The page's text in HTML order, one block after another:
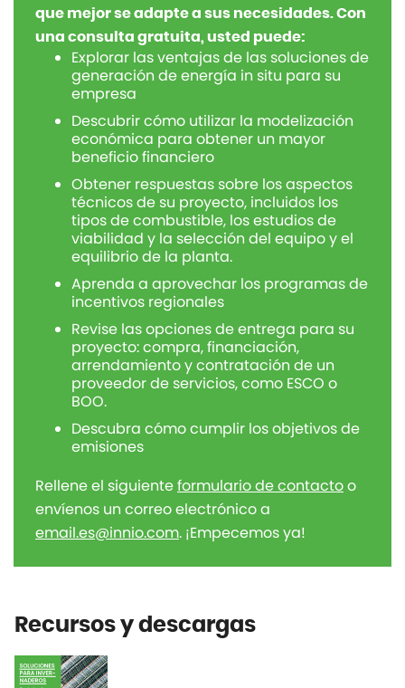
que mejor se adapte a sus necesidades. Con
una consulta gratuita, usted puede:
Explorar las ventajas de las soluciones de
generación de energía in situ para su
empresa
Descubrir cómo utilizar la modelización
económica para obtener un mayor
beneficio financiero
Obtener respuestas sobre los aspectos
técnicos de su proyecto, incluidos los
tipos de combustible, los estudios de
viabilidad y la selección del equipo y el
equilibrio de la planta.
Aprenda a aprovechar los programas de
incentivos regionales
Revise las opciones de entrega para su
proyecto: compra, financiación,
arrendamiento y contratación de un
proveedor de servicios, como ESCO o
BOO.
Descubra cómo cumplir los objetivos de
emisiones
Rellene el siguienteformulario de contactoo
envíenos un correo electrónico a
email.es@innio.com. ¡Empecemos ya!
Recursos y descargas